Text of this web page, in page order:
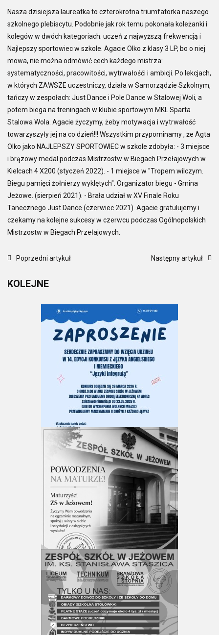
Nasza dzisiejsza laureatka to czterokrotna triumfatorka naszego
szkolnego plebiscytu. Podobnie jak rok temu pokonała koleżanki i
kolegów w dwóch kategoriach: uczeń z najwyższą frekwencją i
Najlepszy sportowiec w szkole. Agacie Olko z klasy 3 LP, bo o niej
mowa, nie można odmówić cech każdego mistrza:
systematyczności, pracowitości, wytrwałośći i ambicji. Po lekcjach,
w których ZAWSZE uczestniczy, działa w Samorządzie Szkolnym,
tańczy w zespołach: Just Dance i Pole Dance w Stalowej Woli, a
potem biega na treningach w klubie sportowym MKL Sparta
Stalowa Wola. Agacie życzymy, żeby motywacja i wytrwałość
towarzyszyły jej na co dzień!!! Wszystkim przypominamy , że Agta
Olko jako NAJLEPSZY SPORTOWIEC w szkole zdobyła: - 3 miejsce
i brązowy medal podczas Mistrzostw w Biegach Przełajowych w
Kielcach 4 X200 (styczeń 2022). - 1 miejsce w "Tropem wilczym.
Biegu pamięci żołnierzy wyklętych". Organizator biegu - Gmina
Jeżowe. (sierpień 2021). - Brała udział w XV Finale Roku
Tanecznego Just Dance (czerwiec 2021). Agacie gratulujemy i
czekamy na kolejne sukcesy w czerwcu podczas Ogólnopolskich
Mistrzostw w Biegach Przełajowych.
Poprzedni artykuł Następny artykuł
KOLEJNE